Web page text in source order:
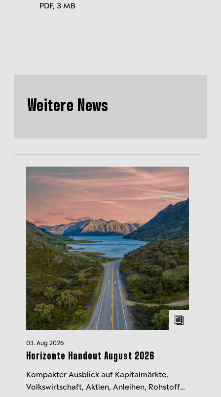
PDF, 3 MB
Weitere News
03. Aug 2026
Horizonte Handout August 2026
Kompakter Ausblick auf Kapitalmärkte,
Volkswirtschaft, Aktien, Anleihen, Rohstoffe